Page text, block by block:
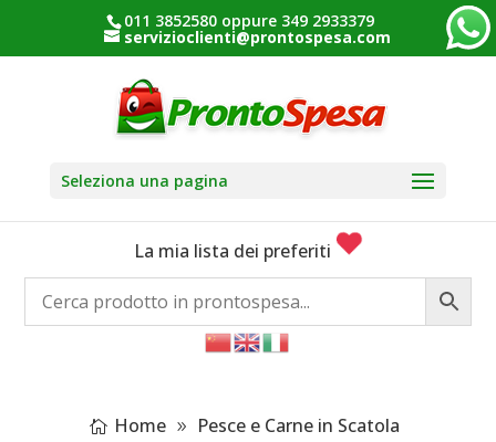
011 3852580 oppure 349 2933379
servizioclienti@prontospesa.com
Seleziona una pagina
La mia lista dei preferiti
Home
Pesce e Carne in Scatola